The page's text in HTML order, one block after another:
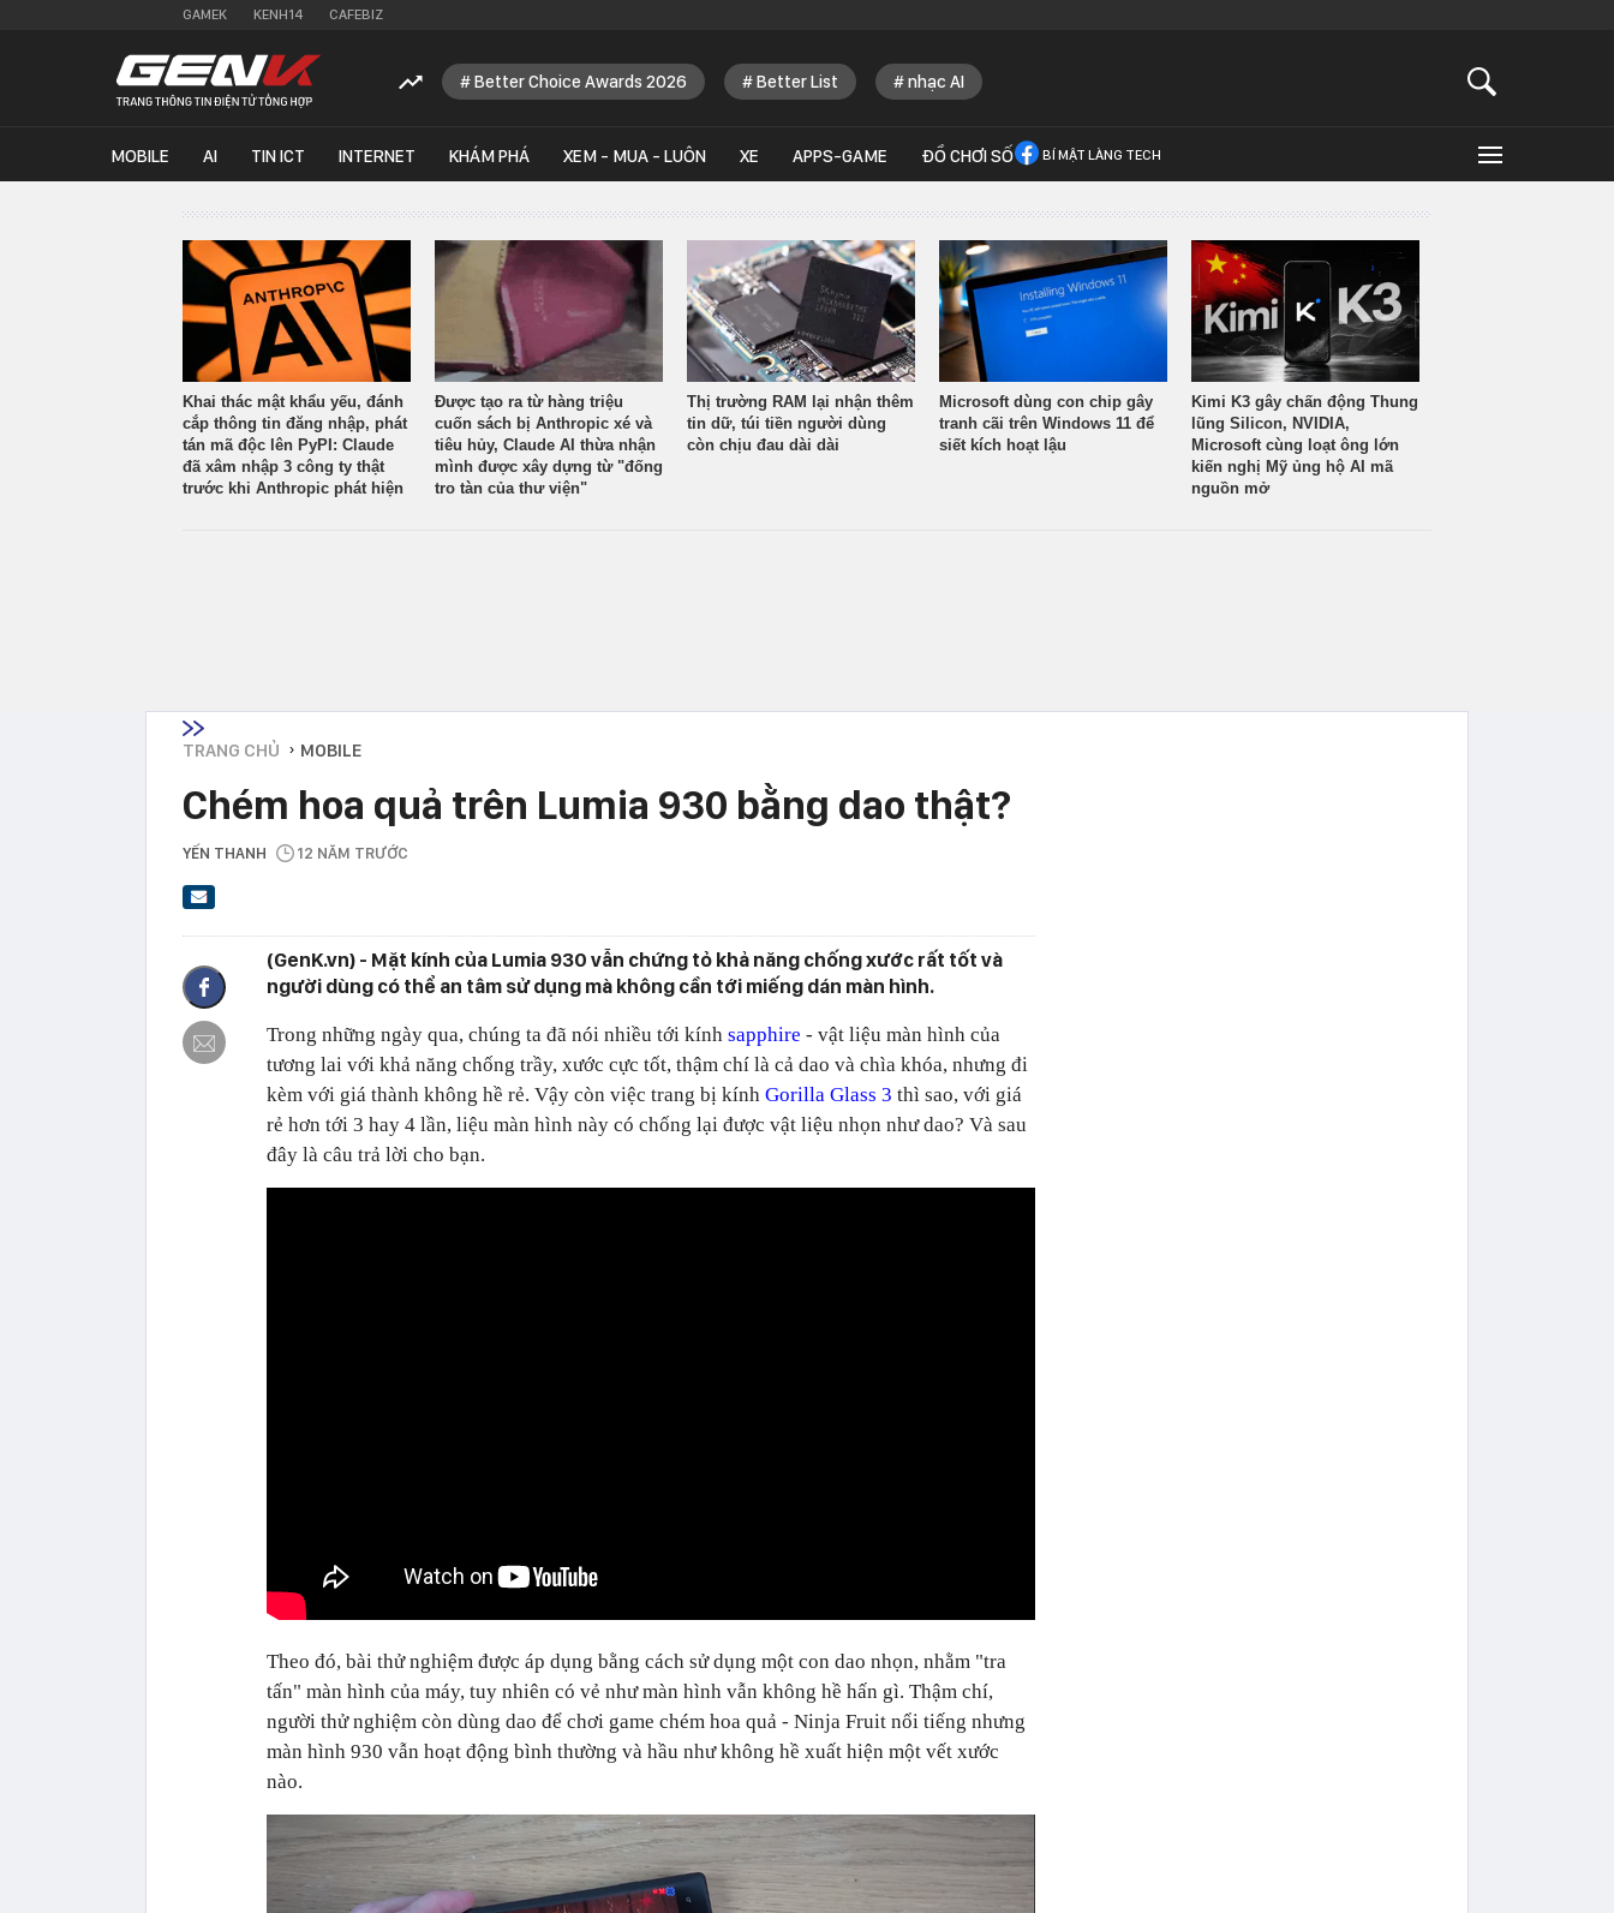
GAMEK KENH14 CAFEBIZ
Better Choice Awards 2026 Better List nhạc AI
MOBILE AI TIN ICT INTERNET KHÁM PHÁ XEM - MUA - LUÔN XE APPS-GAME ĐỒ CHƠI SỐ BÍ MẬT LÀNG TECH
Khai thác mật khẩu yếu, đánh
cắp thông tin đăng nhập, phát
tán mã độc lên PyPI: Claude
đã xâm nhập 3 công ty thật
trước khi Anthropic phát hiện
Được tạo ra từ hàng triệu
cuốn sách bị Anthropic xé và
tiêu hủy, Claude AI thừa nhận
mình được xây dựng từ "đống
tro tàn của thư viện"
Thị trường RAM lại nhận thêm
tin dữ, túi tiền người dùng
còn chịu đau dài dài
Microsoft dùng con chip gây
tranh cãi trên Windows 11 để
siết kích hoạt lậu
Kimi K3 gây chấn động Thung
lũng Silicon, NVIDIA,
Microsoft cùng loạt ông lớn
kiến nghị Mỹ ủng hộ AI mã
nguồn mở
TRANG CHỦ › MOBILE
Chém hoa quả trên Lumia 930 bằng dao thật?
YẾN THANH 12 NĂM TRƯỚC
(GenK.vn) - Mặt kính của Lumia 930 vẫn chứng tỏ khả năng chống xước rất tốt và
người dùng có thể an tâm sử dụng mà không cần tới miếng dán màn hình.
Trong những ngày qua, chúng ta đã nói nhiều tới kính sapphire - vật liệu màn hình của
tương lai với khả năng chống trầy, xước cực tốt, thậm chí là cả dao và chìa khóa, nhưng đi
kèm với giá thành không hề rẻ. Vậy còn việc trang bị kính Gorilla Glass 3 thì sao, với giá
rẻ hơn tới 3 hay 4 lần, liệu màn hình này có chống lại được vật liệu nhọn như dao? Và sau
đây là câu trả lời cho bạn.
Theo đó, bài thử nghiệm được áp dụng bằng cách sử dụng một con dao nhọn, nhằm "tra
tấn" màn hình của máy, tuy nhiên có vẻ như màn hình vẫn không hề hấn gì. Thậm chí,
người thử nghiệm còn dùng dao để chơi game chém hoa quả - Ninja Fruit nổi tiếng nhưng
màn hình 930 vẫn hoạt động bình thường và hầu như không hề xuất hiện một vết xước
nào.